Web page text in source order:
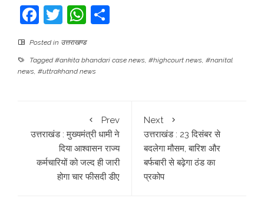
Facebook
TwitterWhatsApp
Posted in उत्तराखण्ड
Tagged#ankita bhandari case news, #highcourt news, #nanital
news, #uttrakhand news
Prev
उत्तराखंड : मुख्यमंत्री धामी ने
दिया आश्वासन राज्य
कर्मचारियों को जल्द ही जारी
होगा चार फीसदी डीए
Next
उत्तराखंड : 23 दिसंबर से
बदलेगा मौसम, बारिश और
बर्फबारी से बढ़ेगा ठंड का
प्रकोप